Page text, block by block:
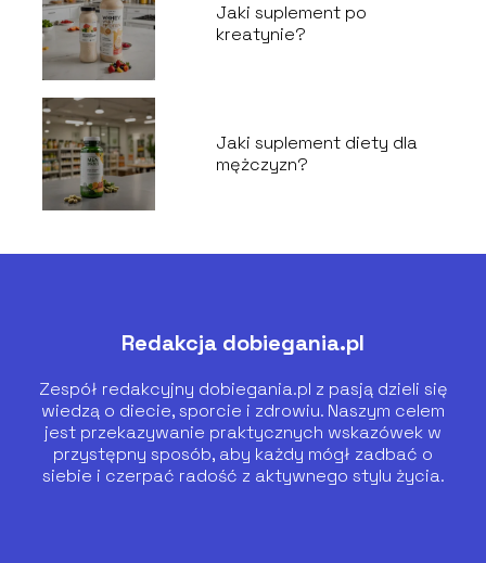
Jaki suplement po
kreatynie?
Jaki suplement diety dla
mężczyzn?
Redakcja dobiegania.pl
Zespół redakcyjny dobiegania.pl z pasją dzieli się
wiedzą o diecie, sporcie i zdrowiu. Naszym celem
jest przekazywanie praktycznych wskazówek w
przystępny sposób, aby każdy mógł zadbać o
siebie i czerpać radość z aktywnego stylu życia.